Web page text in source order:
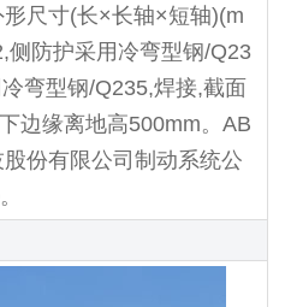
尺寸(长×长轴×短轴)(m
防护采用冷弯型钢/Q23
弯型钢/Q235,焊接,截面
边缘离地高500mm。AB
份有限公司制动系统公